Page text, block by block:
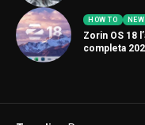
HOW TO
Zorin OS 18
completa